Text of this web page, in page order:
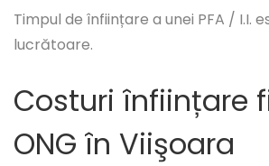
Timpul de înființare a unei PFA / I.I.
lucrătoare.
Costuri înființare
ONG în Viişoara